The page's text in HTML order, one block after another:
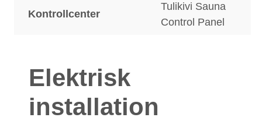
Kontrollcenter
Tulikivi Sauna
Control Panel
Elektrisk
installation